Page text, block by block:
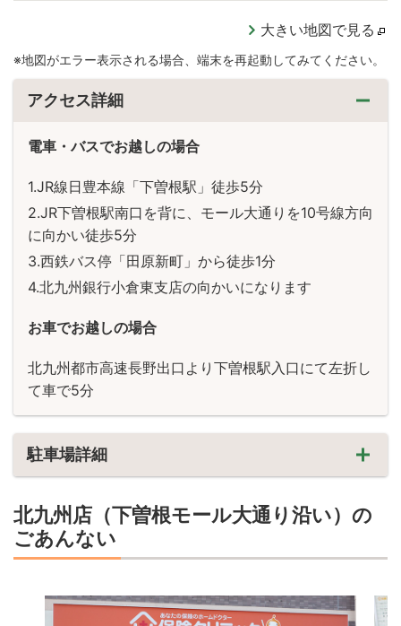
大きい地図で見る
※地図がエラー表示される場合、端末を再起動してみてください。
アクセス詳細
電車・バスでお越しの場合
JR線日豊本線「下曽根駅」徒歩5分
JR下曽根駅南口を背に、モール大通りを10号線方向
に向かい徒歩5分
西鉄バス停「田原新町」から徒歩1分
北九州銀行小倉東支店の向かいになります
お車でお越しの場合
北九州都市高速長野出口より下曽根駅入口にて左折し
て車で5分
駐車場詳細
北九州店（下曽根モール大通り沿い）の
ごあんない